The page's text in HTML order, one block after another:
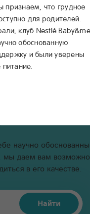
научно
мы даем вам
в его качестве.
Найти
что грудное
для родителей.
клуб Nestlé Baby&me
обоснованную
и были уверены